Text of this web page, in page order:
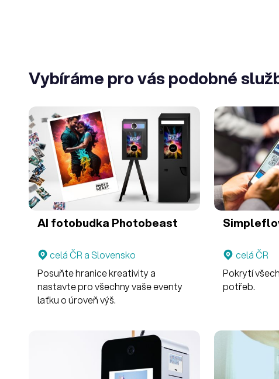
Vybíráme pro vás podobné
AI fotobudka Photobeast
celá ČR a Slovensko
Posuňte hranice kreativity a
nastavte pro všechny vaše eventy
laťku o úroveň výš.
celá ČR
Pokrytí
potřeb.